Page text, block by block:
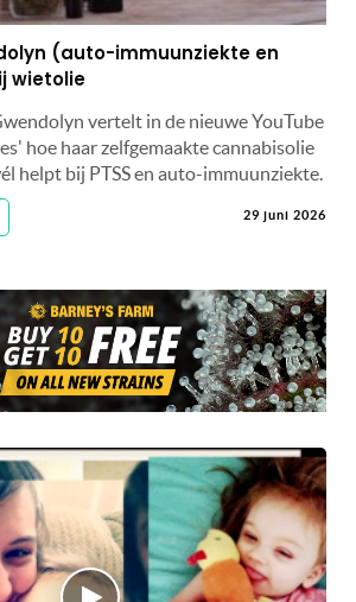
(auto-immuunziekte en
wietolie
vertelt in de nieuwe YouTube
hoe haar zelfgemaakte cannabisolie
helpt bij PTSS en auto-immuunziekte.
29 juni 2026